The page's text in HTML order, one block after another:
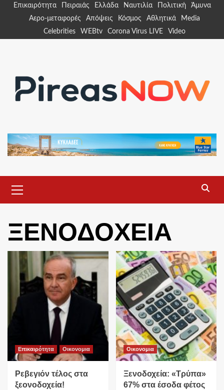
Επικαιρότητα Πειραιάς Ελλάδα Ναυτιλία Πολιτική
Άμυνα
Αερο-μεταφορές
Απόψεις Κόσμος Αθλητικά
Media
Celebrities
WEBtv Corona Virus LIVE Video
Menu
ΞΕΝΟΔΟΧΕΙΑ
Επικαιρότητα Οικονομια
Ρεβεγιόν τέλος στα
ξεονοδοχεία!
Οικονομια
Ξενοδοχεία: «Τρύπα»
67% στα έσοδα φέτος